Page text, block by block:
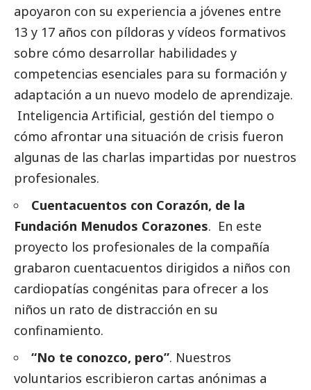
apoyaron con su experiencia a jóvenes entre
13 y 17 años con píldoras y vídeos formativos
sobre cómo desarrollar habilidades y
competencias esenciales para su formación y
adaptación a un nuevo modelo de aprendizaje.
Inteligencia Artificial, gestión del tiempo o
cómo afrontar una situación de crisis fueron
algunas de las charlas impartidas por nuestros
profesionales.
Cuentacuentos con Corazón, de la
Fundación Menudos Corazones. En este
proyecto los profesionales de la compañía
grabaron cuentacuentos dirigidos a niños con
cardiopatías congénitas para ofrecer a los
niños un rato de distracción en su
confinamiento.
“No te conozco, pero”. Nuestros
voluntarios escribieron cartas anónimas a